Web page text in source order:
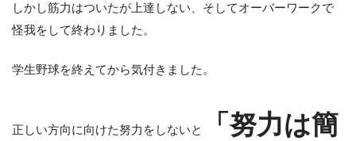
しかし筋力はついたが上達しない、そしてオーバーワークで
怪我をして終わりました。
学生野球を終えてから気付きました。
正しい方向に向けた努力をしないと
「努力は簡